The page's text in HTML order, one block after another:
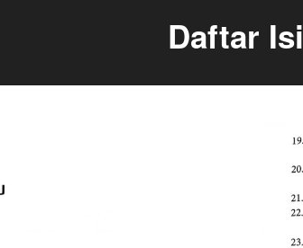
Daftar Isi